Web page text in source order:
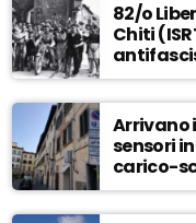
82/o
Chiti
Arrivano
sensori
carico-